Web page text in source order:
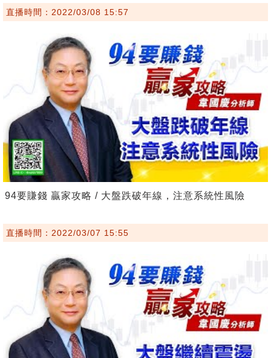
直播時間：2022/03/08 15:57
94要賺錢 贏家攻略 / 大盤跌破年線，注意系統性風險
直播時間：2022/03/07 15:55